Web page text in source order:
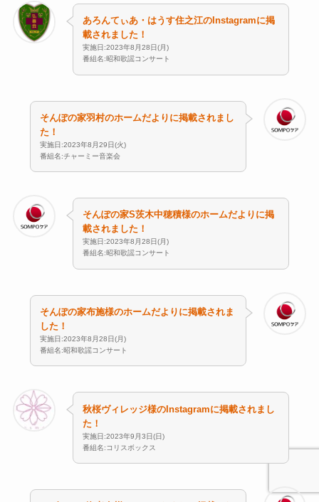
あろんてぃあ・はうす住之江のInstagramに掲
載されました！
実施日:2023年8月28日(月)
番組名:昭和歌謡コンサート
そんぽの家羽村のホームだよりに掲載されまし
た！
実施日:2023年8月29日(火)
番組名:チャーミー音楽会
そんぽの家S茨木中穂積様のホームだよりに掲
載されました！
実施日:2023年8月28日(月)
番組名:昭和歌謡コンサート
そんぽの家布施様のホームだよりに掲載されま
した！
実施日:2023年8月28日(月)
番組名:昭和歌謡コンサート
秋桜ヴィレッジ様のInstagramに掲載されまし
た！
実施日:2023年9月3日(日)
番組名:コリスボックス